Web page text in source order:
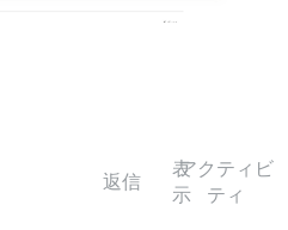
返信
表
示
アクティビ
ティ